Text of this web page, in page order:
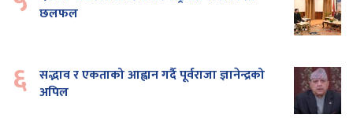
छलफल
६ सद्भाव र एकताको आह्वान गर्दै पूर्वराजा ज्ञानेन्द्रको
अपिल